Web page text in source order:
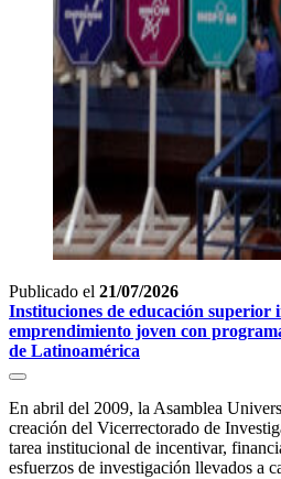
Publicado el 21/07/2026
Instituciones de educación superior
emprendimiento joven con
de Latinoamérica
En abril del 2009, la Asamblea
creación del Vicerrectorado de
tarea institucional de incentivar,
esfuerzos de investigación llevados a